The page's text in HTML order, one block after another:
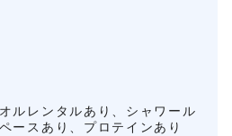
ルレンタルあり、シャワール
ースあり、プロテインあり